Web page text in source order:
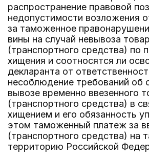
распространение правовой
недопустимости возложения
за таможенное
вины на случай невывоза
(транспортного средства) по
хищения и соотносятся ли
декларанта от
несоблюдение требований об
вывозе временно ввезенного
(транспортного средства) в
хищением и его обязанность
этом таможенный платеж за
(транспортного средства) на
территорию Российской